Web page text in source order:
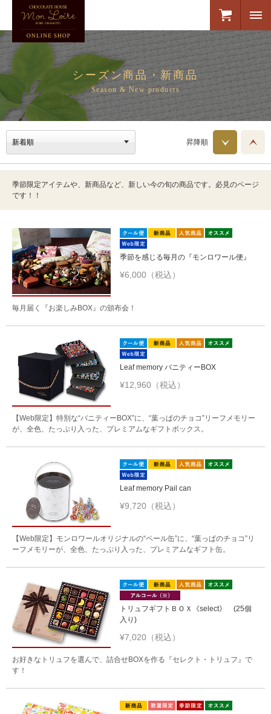
シーズン商品・新商品
Season & New products
昇降順
季節限定アイテムや、新商品など、新しい今の旬の商品です。必見のページ
です！！
季節を感じる毎月の『モンロワール便』
¥6,000（税込）
毎月届く『お楽しみBOX』の頒布会！
Leaf memory バニティーBOX
¥12,960（税込）
【Web限定】特別な“バニティーBOX”に、“葉っぱのチョコ”リーフメモリー
が、全色、たっぷり入った、プレミアムなギフトボックス。
Leaf memory Pail can
¥9,720（税込）
【Web限定】モンロワールオリジナルの“ペール缶”に、“葉っぱのチョコ”リ
ーフメモリーが、全色、たっぷり入った、プレミアムなギフト缶。
トリュフギフトＢＯＸ《select》 (25個
入り)
¥7,020（税込）
お好きなトリュフを選んで、詰合せBOXを作る『セレクト・トリュフ』で
す！